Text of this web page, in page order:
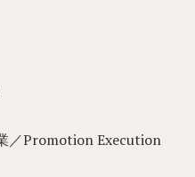
／Promotion Execution